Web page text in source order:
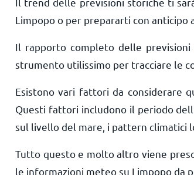
Limpopo o per prepararti con anticipo
Il rapporto completo delle
strumento utilissimo per tracciare le
Esistono vari fattori da considerare
Questi fattori includono il periodo
sul livello del mare, i pattern climatici
Tutto questo e molto altro viene
le informazioni meteo su Limpopo da